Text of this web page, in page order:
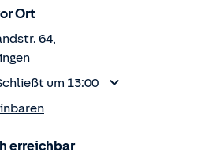
Ort
64,
um 13:00
erreichbar